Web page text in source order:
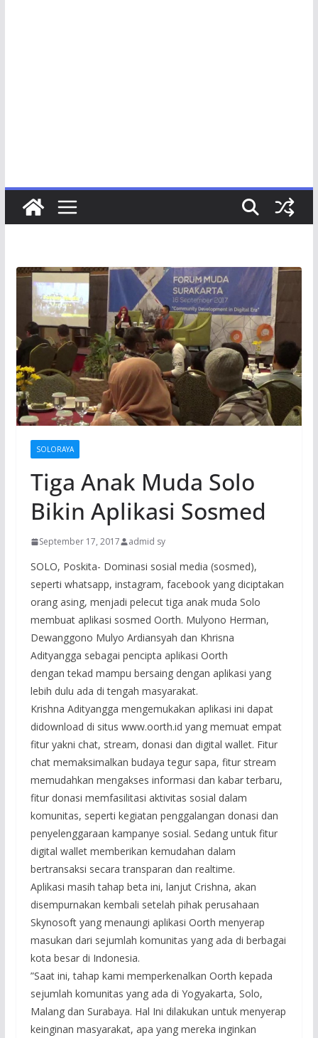
SOLORAYA
Tiga Anak Muda Solo
Bikin Aplikasi Sosmed
September 17, 2017 admid sy
SOLO, Poskita- Dominasi sosial media (sosmed),
seperti whatsapp, instagram, facebook yang diciptakan
orang asing, menjadi pelecut tiga anak muda Solo
membuat aplikasi sosmed Oorth. Mulyono Herman,
Dewanggono Mulyo Ardiansyah dan Khrisna
Adityangga sebagai pencipta aplikasi Oorth
dengan tekad mampu bersaing dengan aplikasi yang
lebih dulu ada di tengah masyarakat.
Krishna Adityangga mengemukakan aplikasi ini dapat
didownload di situs www.oorth.id yang memuat empat
fitur yakni chat, stream, donasi dan digital wallet. Fitur
chat memaksimalkan budaya tegur sapa, fitur stream
memudahkan mengakses informasi dan kabar terbaru,
fitur donasi memfasilitasi aktivitas sosial dalam
komunitas, seperti kegiatan penggalangan donasi dan
penyelenggaraan kampanye sosial. Sedang untuk fitur
digital wallet memberikan kemudahan dalam
bertransaksi secara transparan dan realtime.
Aplikasi masih tahap beta ini, lanjut Crishna, akan
disempurnakan kembali setelah pihak perusahaan
Skynosoft yang menaungi aplikasi Oorth menyerap
masukan dari sejumlah komunitas yang ada di berbagai
kota besar di Indonesia.
”Saat ini, tahap kami memperkenalkan Oorth kepada
sejumlah komunitas yang ada di Yogyakarta, Solo,
Malang dan Surabaya. Hal Ini dilakukan untuk menyerap
keinginan masyarakat, apa yang mereka inginkan